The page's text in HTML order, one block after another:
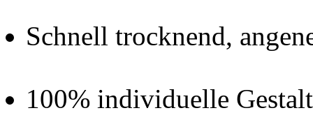
Schnell trocknend,
100% individuelle